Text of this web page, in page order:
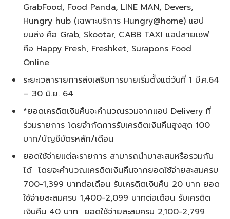
GrabFood, Food Panda, LINE MAN, Devers,
Hungry hub (เฉพาะบริการ Hungry@home) แอป
ขนส่ง คือ Grab, Skootar, CABB TAXI แอปสายเชฟ
คือ Happy Fresh, Freshket, Surapons Food
Online
ระยะเวลารายการส่งเสริมการขายเริ่มตั้งแต่วันที่ 1 มี.ค.64
– 30 มิ.ย. 64
*ยอดเครดิตเงินคืนจะคำนวณรวมจากแอป Delivery ที่
ร่วมรายการ โดยจำกัดการรับเครดิตเงินคืนสูงสุด 100
บาท/บัญชีบัตรหลัก/เดือน
ยอดใช้จ่ายแต่ละรายการ สามารถนำมาสะสมหรือรวมกัน
ได้ โดยจะคำนวณเครดิตเงินคืนจากยอดใช้จ่ายสะสมครบ
700-1,399 บาทต่อเดือน รับเครดิตเงินคืน 20 บาท ยอด
ใช้จ่ายสะสมครบ 1,400-2,099 บาทต่อเดือน รับเครดิต
เงินคืน 40 บาท ยอดใช้จ่ายสะสมครบ 2,100-2,799